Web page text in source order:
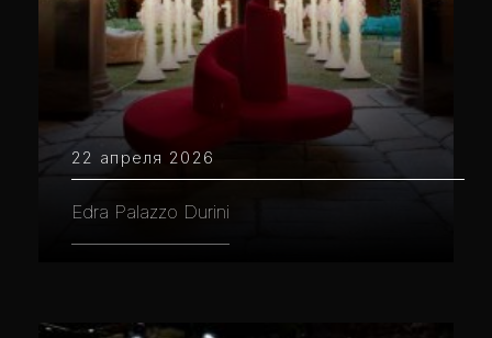
22 апреля 2026
Edra Palazzo Durini